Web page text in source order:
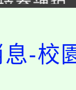
選結果(
知識
度學生
-校